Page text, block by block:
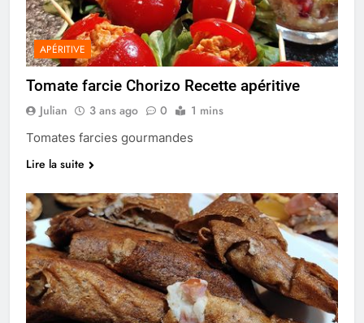
APÉRITIVE
Tomate farcie Chorizo Recette apéritive
Julian 3 ans ago 0 1 mins
Tomates farcies gourmandes
Lire la suite